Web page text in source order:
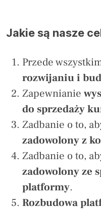
Jakie są nasze
Przede
rozwijaniu i
Zapewnianie
do sprzedaży
Zadbanie o to,
zadowolony z
Zadbanie o to,
zadowolony ze
platformy.
Rozbudowa